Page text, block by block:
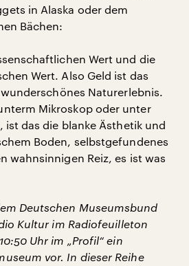
in Alaska oder dem
Bächen:
Wert und die
Wert. Also Geld ist das
Naturerlebnis.
Mikroskop oder unter
ist das die blanke Ästhetik und
Boden, selbstgefundenes
wahnsinnigen Reiz, es ist was
Deutschen Museumsbund
Kultur im Radiofeuilleton
Uhr im „Profil“ ein
vor. In dieser Reihe